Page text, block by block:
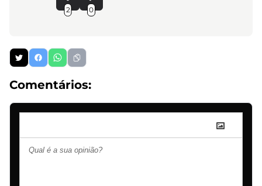
2 0
Comentários: